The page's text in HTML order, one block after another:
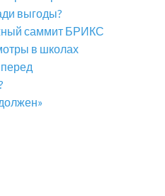
выгоды?
саммит БРИКС
в школах